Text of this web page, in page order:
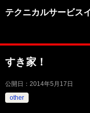
テクニカルサービス
すき家！
公開日： 2014年5月17日
other